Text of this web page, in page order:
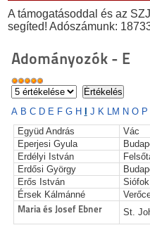
A támogatásoddal és az
segíted! Adószámunk:
Adományozók - E
A B C D E F G H J K LM N O P
Együd András
Vác
Eperjesi Gyula
Erdélyi István
Erdősi György
Erős István
Siófok
Érsek Kálmánné
Maria és Josef Ebner St.